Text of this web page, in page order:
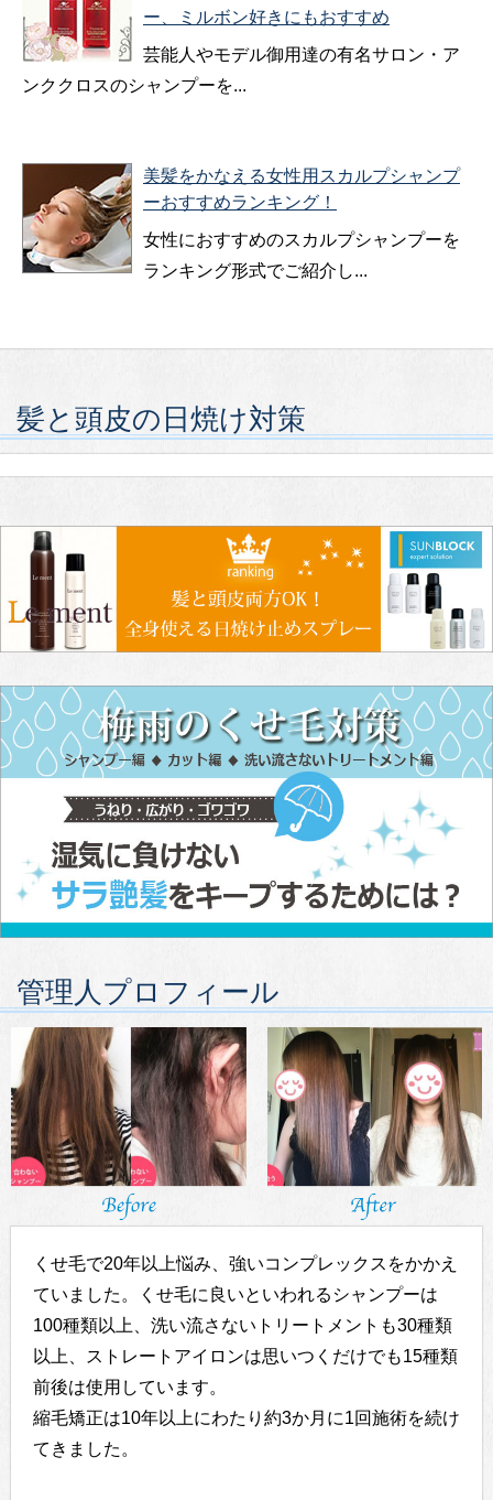
ー、ミルボン好きにもおすすめ
芸能人やモデル御用達の有名サロン・ア
ンククロスのシャンプーを...
美髪をかなえる女性用スカルプシャンプ
ーおすすめランキング！
女性におすすめのスカルプシャンプーを
ランキング形式でご紹介し...
髪と頭皮の日焼け対策
管理人プロフィール
くせ毛で20年以上悩み、強いコンプレックスをかかえ
ていました。くせ毛に良いといわれるシャンプーは
100種類以上、洗い流さないトリートメントも30種類
以上、ストレートアイロンは思いつくだけでも15種類
前後は使用しています。
縮毛矯正は10年以上にわたり約3か月に1回施術を続け
てきました。